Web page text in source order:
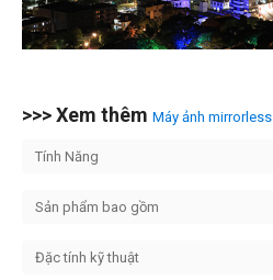
>>> Xem thêm Máy ảnh mirrorless
Tính Năng
Sản phẩm bao gồm
Đặc tính kỹ thuật